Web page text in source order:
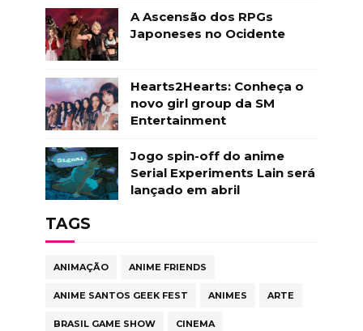
A Ascensão dos RPGs
Japoneses no Ocidente
Hearts2Hearts: Conheça o
novo girl group da SM
Entertainment
Jogo spin-off do anime
Serial Experiments Lain será
lançado em abril
TAGS
ANIMAÇÃO ANIME FRIENDS
ANIME SANTOS GEEK FEST ANIMES ARTE
BRASIL GAME SHOW CINEMA